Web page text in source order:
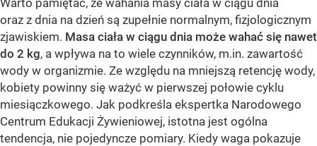
oraz z dnia na dzień są zupełnie normalnym, fizjologicznym
zjawiskiem. Masa ciała w ciągu dnia może wahać się nawet
do 2 kg, a wpływa na to wiele czynników, m.in. zawartość
wody w organizmie. Ze względu na mniejszą retencję wody,
kobiety powinny się ważyć w pierwszej połowie cyklu
miesiączkowego. Jak podkreśla ekspertka Narodowego
Centrum Edukacji Żywieniowej, istotna jest ogólna
tendencja, nie pojedyncze pomiary. Kiedy waga pokazuje